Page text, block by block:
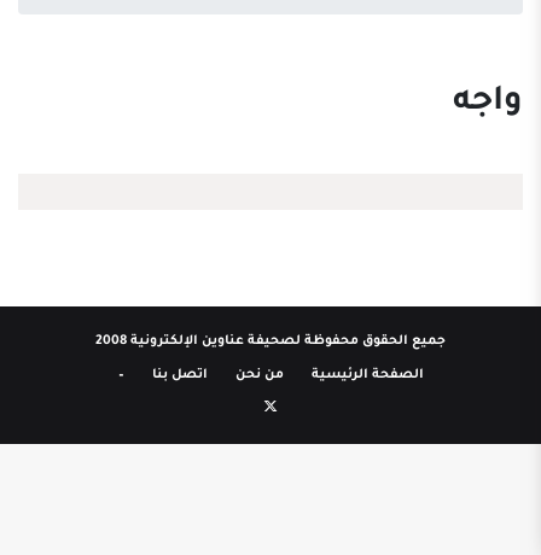
واجه
جميع الحقوق محفوظة لصحيفة عناوين الإلكترونية 2008
الصفحة الرئيسية من نحن اتصل بنا –